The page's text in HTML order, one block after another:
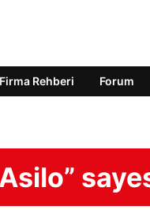
Firma Rehberi Forum